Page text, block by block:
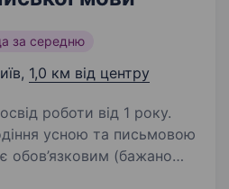
за середню
1,0 км від центру
роботи від 1 року.
обов’язковим (бажано